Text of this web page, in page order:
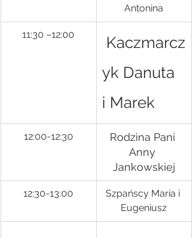
Antonina
11:30 –12:00
Kaczmarcz
yk Danuta
i Marek
12:00-12:30
Rodzina Pani
Anny
Jankowskiej
12:30-13:00
Szpańscy Maria i
Eugeniusz